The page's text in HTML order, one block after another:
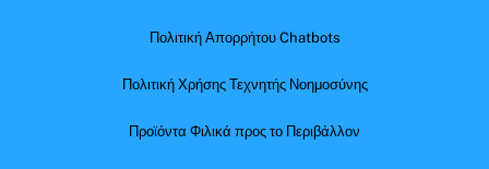
Πολιτική Απορρήτου Chatbots
Πολιτική Χρήσης Τεχνητής Νοημοσύνης
Προϊόντα Φιλικά προς το Περιβάλλον